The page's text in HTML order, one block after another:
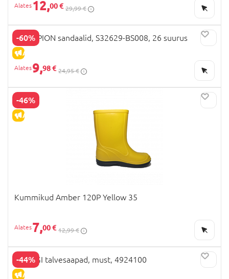
12,00 € 29,99 €
-60%
ALLAHINDLUS
CHAMPION sandaalid, S32629-BS008, 26 suurus
9,98 € 24,95 €
-46%
ALLAHINDLUS
Kummikud Amber 120P Yellow 35
7,00 € 12,99 €
-44%
ALLAHINDLUS
PRIMIGI talvesaapad, must, 4924100